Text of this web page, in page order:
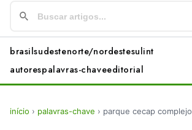
brasilsudestenorte/nordestesulint
autorespalavras-chaveeditorial
início › palavras-chave › parque cecap complejo